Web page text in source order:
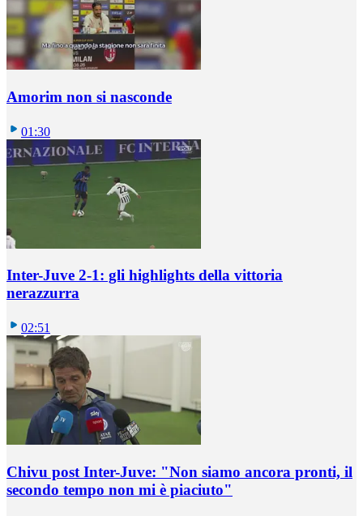
Amorim non si nasconde
01:30
Inter-Juve 2-1: gli highlights della vittoria
nerazzurra
02:51
Chivu post Inter-Juve: "Non siamo ancora pronti, il
secondo tempo non mi è piaciuto"